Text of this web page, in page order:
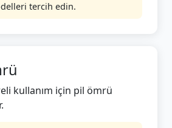
tercih edin.
kullanım için pil ömrü